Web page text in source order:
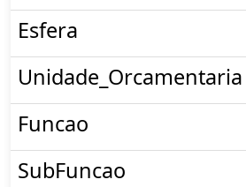
Esfera
Unidade_Orcamentaria
Funcao
SubFuncao